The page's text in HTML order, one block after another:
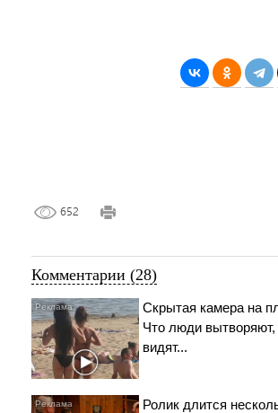
652
Комментарии (28)
Скрытая камера на
Что люди вытворяют,
видят...
Ролик длится